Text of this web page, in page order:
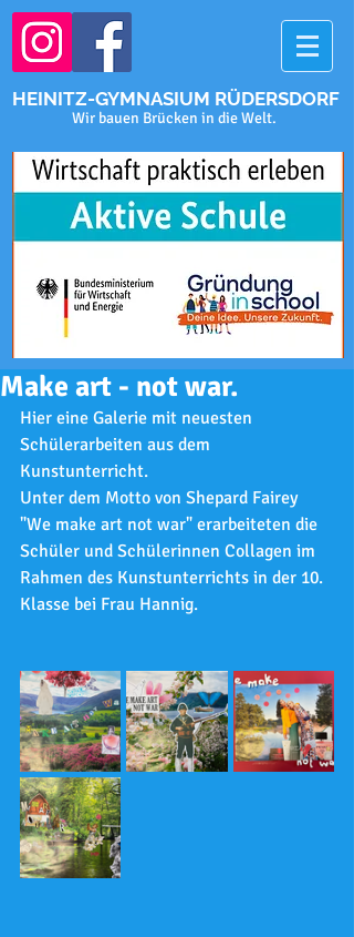
HEINITZ-GYMNASIUM RÜDERSDORF
Wir bauen Brücken in die Welt.
Make art - not war.
Hier eine Galerie mit neuesten
Schülerarbeiten aus dem
Kunstunterricht.
Unter dem Motto von Shepard Fairey
"We make art not war" erarbeiteten die
Schüler und Schülerinnen Collagen im
Rahmen des Kunstunterrichts in der 10.
Klasse bei Frau Hannig.